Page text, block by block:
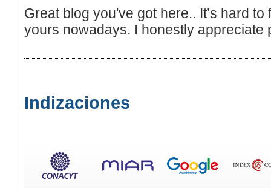
Great blog you've got here.. It’s hard
yours nowadays. I honestly appreciate
Indizaciones